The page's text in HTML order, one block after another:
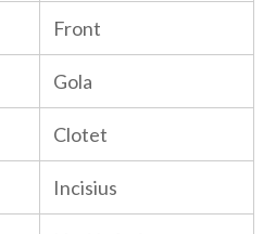
Front
Gola
Clotet
Incisius